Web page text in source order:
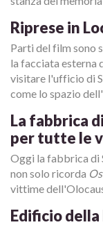
Riprese in
Parti del film sono
la facciata esterna
visitare l'ufficio di
come lo spazio
La fabbrica
per tutte le
Oggi la fabbrica di
non solo ricorda
vittime
Edificio